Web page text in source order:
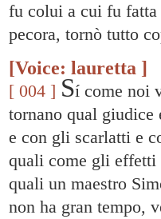
fu colui a cui fu fatta
pecora, tornò tutto
[Voice: lauretta ]
[ 004 ] Sí come noi
tornano qual
e con gli scarlatti e
quali come gli effetti
quali un maestro
non ha gran tempo,